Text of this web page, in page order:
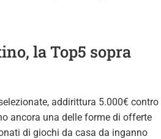
la Top5 sopra
addirittura 5.000€ contro
ancora una delle forme di offerte
di giochi da casa da inganno